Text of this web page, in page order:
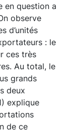
en question a
observe
d’unités
: le
ces très
Au total, le
grands
deux
explique
de ce